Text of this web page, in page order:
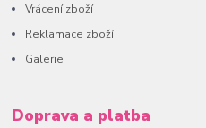
Vrácení zboží
Reklamace zboží
Galerie
Doprava a platba